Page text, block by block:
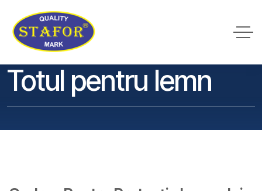
Totul pentru lemn